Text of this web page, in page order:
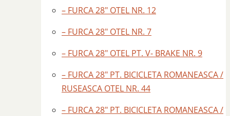
– FURCA 28″ OTEL NR. 12
– FURCA 28″ OTEL NR. 7
– FURCA 28″ OTEL PT. V- BRAKE NR. 9
– FURCA 28″ PT. BICICLETA ROMANEASCA /
RUSEASCA OTEL NR. 44
– FURCA 28″ PT. BICICLETA ROMANEASCA /